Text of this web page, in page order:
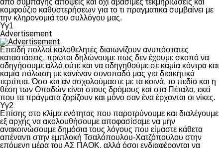
από συμπαγής απόψεις και όχι αβάσιμες τεκμηριώσεις και
κομφούζιο καθυστερήσεων για το τι πραγματικά συμβαίνει με
την κληρονομιά του συλλόγου μας.
Υγ1
Advertisement
Επειδή πολλοί καλοθελητές διαιωνίζουν ανυπόστατες
καταστάσεις, πρώτοι δηλώνουμε πως δεν έχουμε σκοπό να
οδηγήσουμε αλλά ούτε και να οδηγηθούμε σε καμία κόντρα και
καμία πόλωση με κανέναν συνοπαδό μας για διοικητικά
τερτίπια. Όσο και αν ασχολούμαστε με τα κοινά, το πεδίο και η
θέση των Οπαδών είναι στους δρόμους και στα Πέταλα, εκεί
που τα πράγματα ζορίζουν και μόνο σαν ένα έρχονται οι νίκες.
Υγ2
Επίσης στο κλίμα ενότητας που παροτρύνουμε και διαλέγουμε
εξ αρχής να ακολουθήσουμε αποφασίσαμε να μην
ανακοινώσουμε δημόσια τους λόγους που είμαστε κάθετα
απέναντι στην εμπλοκή Τσαλόπουλου-Χατζόπουλου στην
επόμενη μέρα του ΑΣ ΠΑΟΚ, αλλά όσοι ενδιαφέρονται να